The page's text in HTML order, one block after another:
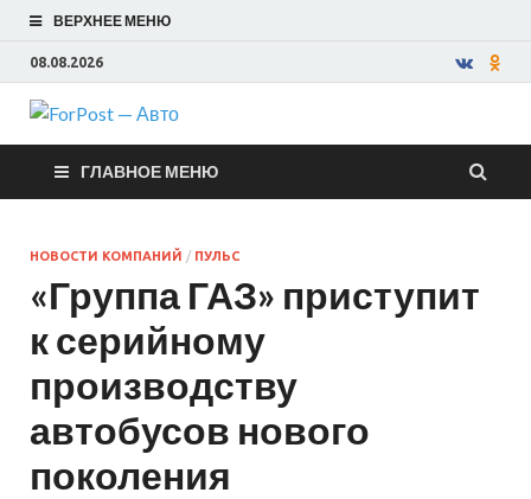
ВЕРХНЕЕ МЕНЮ
08.08.2026
ForPost —
Авто
ГЛАВНОЕ МЕНЮ
НОВОСТИ КОМПАНИЙ / ПУЛЬС
«Группа ГАЗ» приступит
к серийному
производству
автобусов нового
поколения